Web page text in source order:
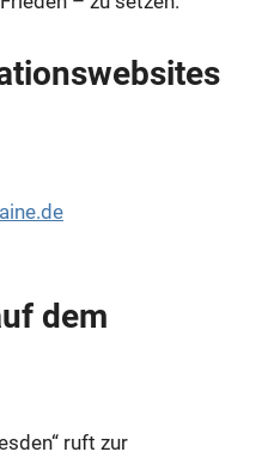
dem
ruft zur